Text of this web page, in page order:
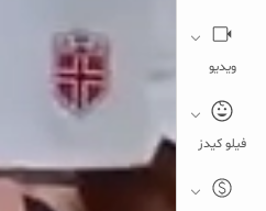
ویدیو
فیلو کیدز